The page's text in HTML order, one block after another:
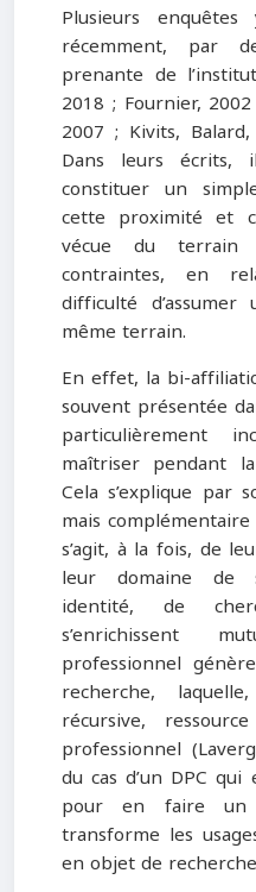
Plusieurs
récemment, par
prenante de
2018 ; Fournier,
2007 ; Kivits,
Dans leurs écrits,
constituer un
cette proximité et
vécue du terrain
contraintes, en
difficulté
même terrain.
En effet, la bi-
souvent présentée
particulièrement
maîtriser pendant
Cela s’explique par
mais
s’agit, à la fois, de
leur domaine de
identité, de
s’enrichissent
professionnel
recherche,
récursive,
professionnel
du cas d’un DPC
pour en faire un
transforme les
en objet de